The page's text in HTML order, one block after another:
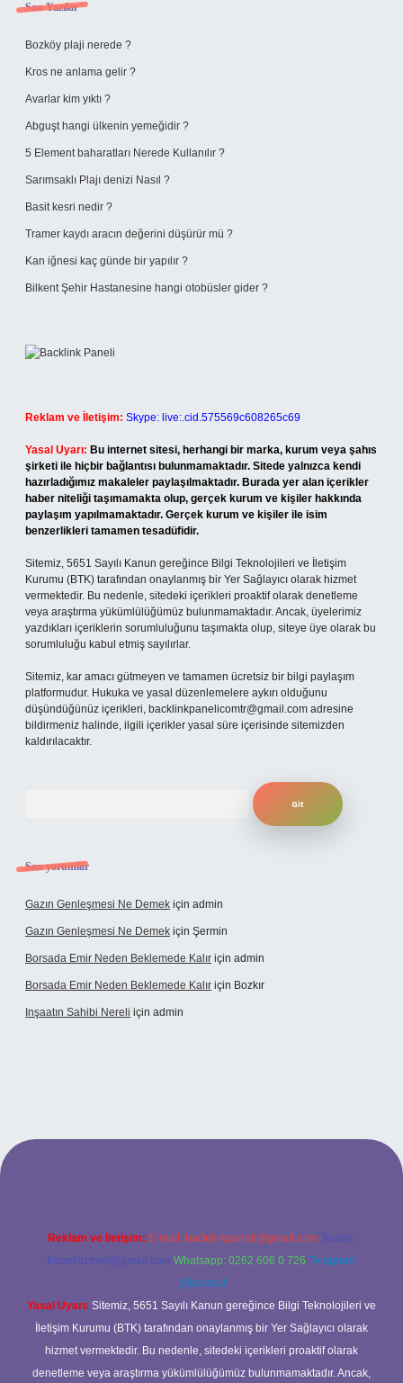
Sidebar
Son Yazılar
Bozköy plaji nerede ?
Kros ne anlama gelir ?
Avarlar kim yıktı ?
Abguşt hangi ülkenin yemeğidir ?
5 Element baharatları Nerede Kullanılır ?
Sarımsaklı Plajı denizi Nasıl ?
Basit kesri nedir ?
Tramer kaydı aracın değerini düşürür mü ?
Kan iğnesi kaç günde bir yapılır ?
Bilkent Şehir Hastanesine hangi otobüsler gider ?
Reklam ve İletişim: Skype: live:.cid.575569c608265c69
Yasal Uyarı: Bu internet sitesi, herhangi bir marka, kurum veya şahıs
şirketi ile hiçbir bağlantısı bulunmamaktadır. Sitede yalnızca kendi
hazırladığımız makaleler paylaşılmaktadır. Burada yer alan içerikler
haber niteliği taşımamakta olup, gerçek kurum ve kişiler hakkında
paylaşım yapılmamaktadır. Gerçek kurum ve kişiler ile isim
benzerlikleri tamamen tesadüfidir.
Sitemiz, 5651 Sayılı Kanun gereğince Bilgi Teknolojileri ve İletişim
Kurumu (BTK) tarafından onaylanmış bir Yer Sağlayıcı olarak hizmet
vermektedir. Bu nedenle, sitedeki içerikleri proaktif olarak denetleme
veya araştırma yükümlülüğümüz bulunmamaktadır. Ancak, üyelerimiz
yazdıkları içeriklerin sorumluluğunu taşımakta olup, siteye üye olarak bu
sorumluluğu kabul etmiş sayılırlar.
Sitemiz, kar amacı gütmeyen ve tamamen ücretsiz bir bilgi paylaşım
platformudur. Hukuka ve yasal düzenlemelere aykırı olduğunu
düşündüğünüz içerikleri, backlinkpanelicomtr@gmail.com adresine
bildirmeniz halinde, ilgili içerikler yasal süre içerisinde sitemizden
kaldırılacaktır.
Son yorumlar
Gazın Genleşmesi Ne Demek için admin
Gazın Genleşmesi Ne Demek için Şermin
Borsada Emir Neden Beklemede Kalır için admin
Borsada Emir Neden Beklemede Kalır için Bozkır
Inşaatın Sahibi Nereli için admin
Reklam ve İletişim: E-mail: backlinkpaneli@gmail.com Teams:
forumhizmeti@gmail.com Whatsapp: 0262 606 0 726 Telegram:
@karabul
Yasal Uyarı: Sitemiz, 5651 Sayılı Kanun gereğince Bilgi Teknolojileri ve
İletişim Kurumu (BTK) tarafından onaylanmış bir Yer Sağlayıcı olarak
hizmet vermektedir. Bu nedenle, sitedeki içerikleri proaktif olarak
denetleme veya araştırma yükümlülüğümüz bulunmamaktadır. Ancak,